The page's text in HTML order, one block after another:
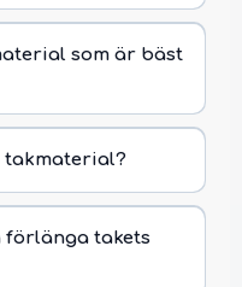
som är bäst
förlänga takets